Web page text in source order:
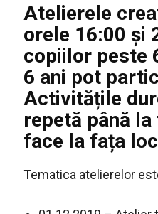
Atelierele
orele 16:00 și
copiilor peste
6 ani pot
Activitățile
repetă până
face la fața
Tematica atelierelor